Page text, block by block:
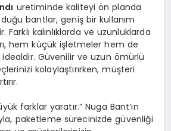
üretiminde kaliteyi ön planda
bantlar, geniş bir kullanım
Farklı kalınlıklarda ve uzunluklarda
hem küçük işletmeler hem de
Güvenilir ve uzun ömürlü
kolaylaştırırken, müşteri
farklar yaratır.” Nuga Bant’ın
paketleme sürecinizde güvenliği